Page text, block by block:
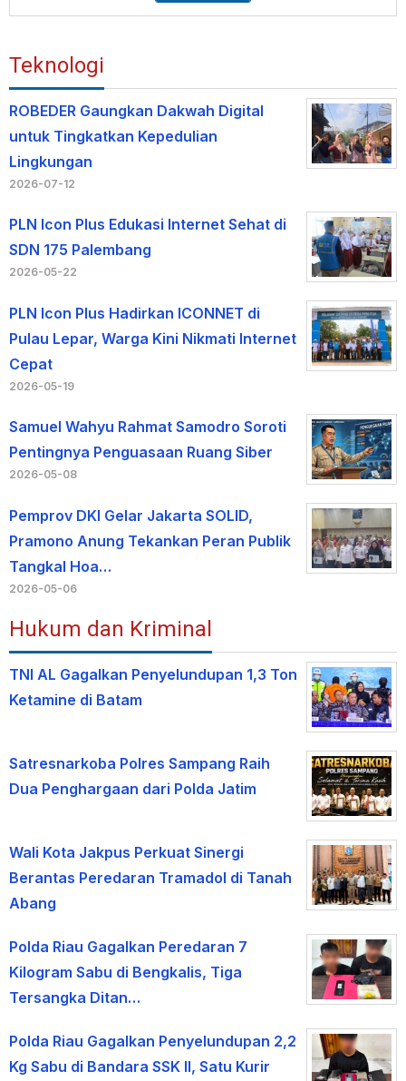
Teknologi
ROBEDER Gaungkan Dakwah Digital
untuk Tingkatkan Kepedulian
Lingkungan
2026-07-12
PLN Icon Plus Edukasi Internet Sehat di
SDN 175 Palembang
2026-05-22
PLN Icon Plus Hadirkan ICONNET di
Pulau Lepar, Warga Kini Nikmati Internet
Cepat
2026-05-19
Samuel Wahyu Rahmat Samodro Soroti
Pentingnya Penguasaan Ruang Siber
2026-05-08
Pemprov DKI Gelar Jakarta SOLID,
Pramono Anung Tekankan Peran Publik
Tangkal Hoa…
2026-05-06
Hukum dan Kriminal
TNI AL Gagalkan Penyelundupan 1,3 Ton
Ketamine di Batam
Satresnarkoba Polres Sampang Raih
Dua Penghargaan dari Polda Jatim
Wali Kota Jakpus Perkuat Sinergi
Berantas Peredaran Tramadol di Tanah
Abang
Polda Riau Gagalkan Peredaran 7
Kilogram Sabu di Bengkalis, Tiga
Tersangka Ditan…
Polda Riau Gagalkan Penyelundupan 2,2
Kg Sabu di Bandara SSK II, Satu Kurir